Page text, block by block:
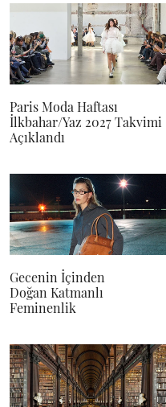
Paris Moda Haftası
İlkbahar/Yaz 2027 Takvimi
Açıklandı
Gecenin İçinden
Doğan Katmanlı
Feminenlik